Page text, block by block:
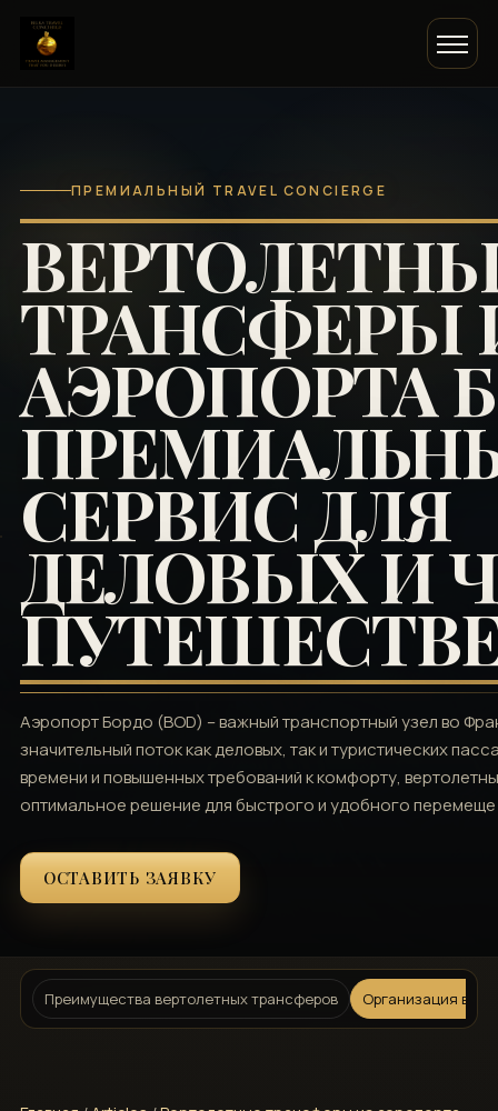
ПРЕМИАЛЬНЫЙ TRAVEL CONCIERGE
ТРАНСФЕРЫ
АЭРОПОРТА
СЕРВИС ДЛЯ
ДЕЛОВЫХ И
Аэропорт Бордо (BOD) – важный транспортный узел во
значительный поток как деловых, так и туристических
времени и повышенных требований к комфорту,
оптимальное решение для быстрого и удобного перемеще
ОСТАВИТЬ ЗАЯВКУ
Преимущества вертолетных трансферов Организация